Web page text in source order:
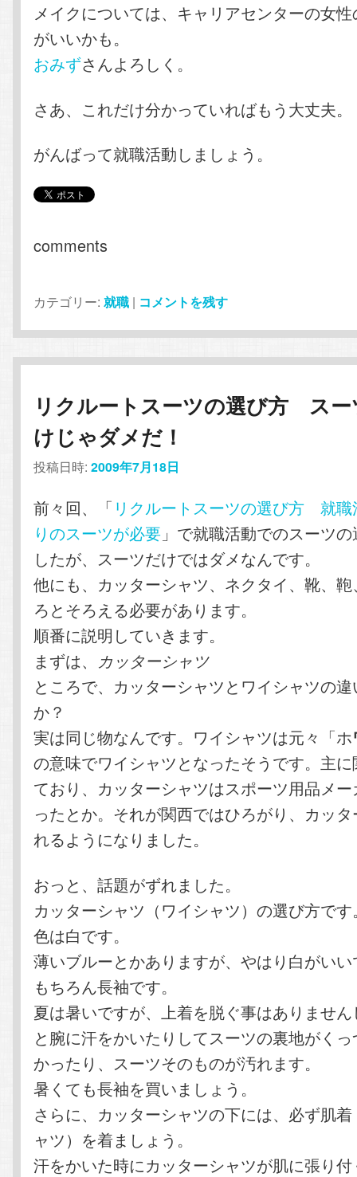
メイクについては、キャリアセンターの女
がいいかも。
おみずさんよろしく。
さあ、これだけ分かっていればもう大丈夫。
がんばって就職活動しましょう。
comments
カテゴリー: 就職 | コメントを残す
リクルートスーツの選び方 ス
けじゃダメだ！
投稿日時:2009年7月18日
前々回、「 リクルートスーツの選び方 就職
りのスーツが必要 」で就職活動でのスーツ
したが、スーツだけではダメなんです。
他にも、カッターシャツ、ネクタイ、靴、
ろとそろえる必要があります。
順番に説明していきます。
まずは、
カッターシャツ
ところで、カッターシャツとワイシャツの
か？
実は同じ物なんです。ワイシャツは元々「ホ
の意味でワイシャツとなったそうです。主
ており、カッターシャツはスポーツ用品メ
ったとか。それが関西ではひろがり、カッ
れるようになりました。
おっと、話題がずれました。
カッターシャツ（ワイシャツ）の選び方です
色は白です。
薄いブルーとかありますが、やはり白がい
もちろん長袖です。
夏は暑いですが、上着を脱ぐ事はありませ
と腕に汗をかいたりしてスーツの裏地がく
かったり、スーツそのものが汚れます。
暑くても長袖を買いましょう。
さらに、カッターシャツの下には、必ず肌
ャツ）を着ましょう。
汗をかいた時にカッターシャツが肌に張り